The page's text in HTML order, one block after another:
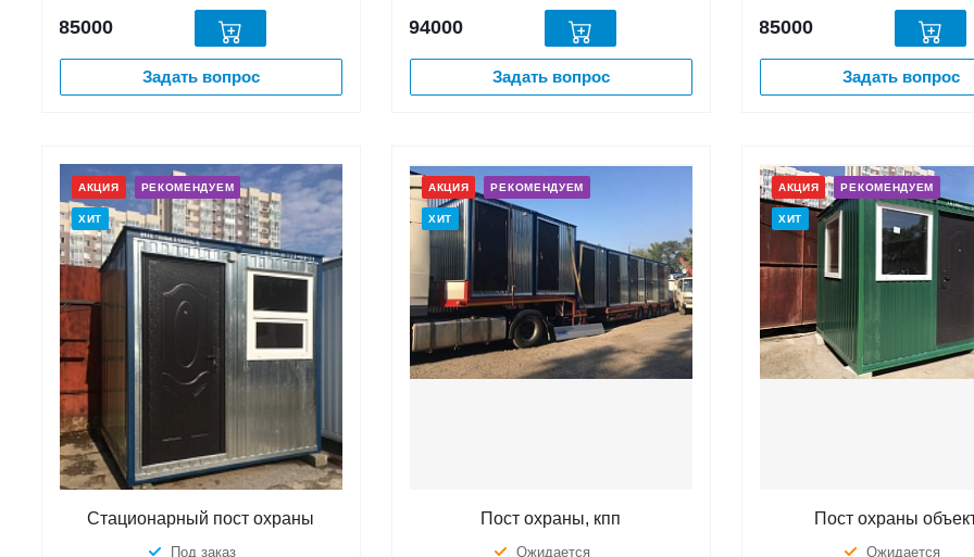
85000
Задать вопрос
94000
Задать вопрос
85000
Задать вопрос
АКЦИЯ РЕКОМЕНДУЕМ
ХИТ
Стационарный пост охраны
Под заказ
АКЦИЯ РЕКОМЕНДУЕМ
ХИТ
Пост охраны, кпп
Ожидается
АКЦИЯ РЕКОМЕНДУЕМ
ХИТ
Пост охраны
Ожидается